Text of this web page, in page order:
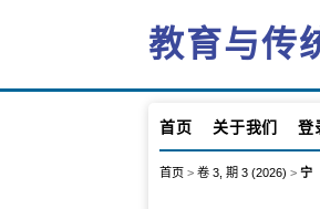
教育与传
首页 关于我们 登
首页 >卷 3, 期 3 (2026) >宁